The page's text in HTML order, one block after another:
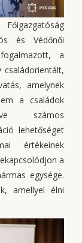
és Védőnői
a
családorientált,
amelynek
a családok
számos
lehetőséget
értékeinek
a
egysége.
amellyel élni